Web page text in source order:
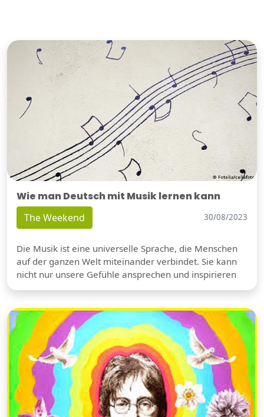
Wie man Deutsch mit Musik lernen kann
The Weekend 30/08/2023
Die Musik ist eine universelle Sprache, die Menschen
auf der ganzen Welt miteinander verbindet. Sie kann
nicht nur unsere Gefühle ansprechen und inspirieren